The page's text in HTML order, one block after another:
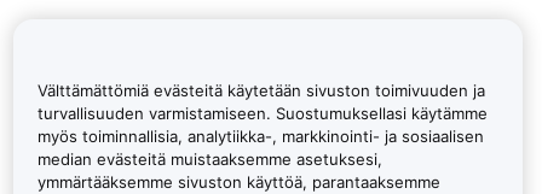
Välttämättömiä evästeitä käytetään sivuston toimivuuden ja
turvallisuuden varmistamiseen. Suostumuksellasi käytämme
myös toiminnallisia, analytiikka-, markkinointi- ja sosiaalisen
median evästeitä muistaaksemme asetuksesi,
ymmärtääksemme sivuston käyttöä, parantaaksemme